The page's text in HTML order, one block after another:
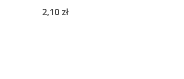
2,10 zł